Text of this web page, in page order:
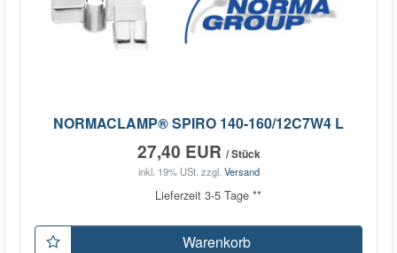
NORMACLAMP® SPIRO 140-160/12C7W4 L
27,40 EUR / Stück
inkl. 19% USt. zzgl. Versand
Lieferzeit 3-5 Tage **
Warenkorb